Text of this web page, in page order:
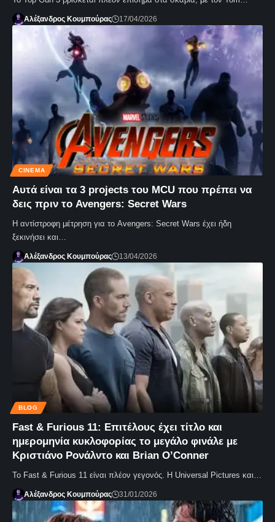
Αλέξανδρος Κουμπούρας 17/04/2026
CINEMA
Αυτά είναι τα 3 projects του MCU που πρέπει να
δεις πριν το Avengers: Secret Wars
Η αντίστροφη μέτρηση για το Avengers: Secret Wars έχει ήδη
ξεκινήσει και…
Αλέξανδρος Κουμπούρας 13/04/2026
BLOG
Fast & Furious 11: Επιτέλους έχει τίτλο και
ημερομηνία κυκλοφορίας το μεγάλο φινάλε με
Κριστιάνο Ρονάλντο και Brian O’Conner
Το Fast & Furious 11 είναι πλέον γεγονός. Η Universal Pictures και…
Αλέξανδρος Κουμπούρας 31/01/2026